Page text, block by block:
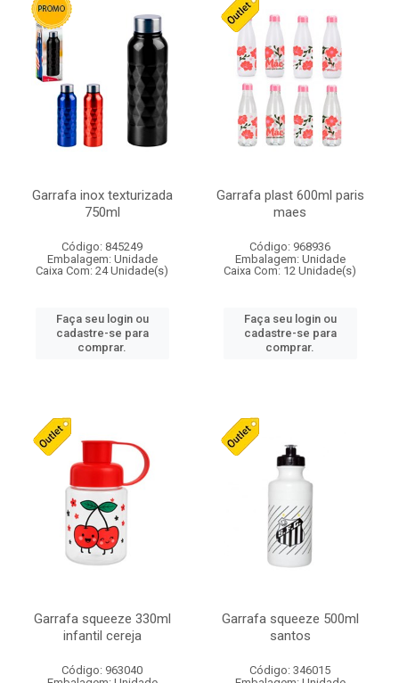
Garrafa inox texturizada
750ml
Código: 845249
Embalagem: Unidade
Caixa Com: 24 Unidade(s)
Faça seu login ou
cadastre-se para
comprar.
Garrafa plast 600ml paris
maes
Código: 968936
Embalagem: Unidade
Caixa Com: 12 Unidade(s)
Faça seu login ou
cadastre-se para
comprar.
Garrafa squeeze 330ml
infantil cereja
Código: 963040
Garrafa squeeze 500ml
santos
Código: 346015